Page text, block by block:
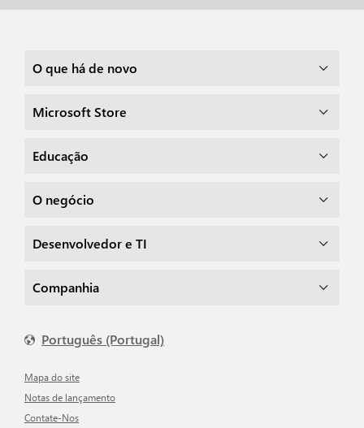
O que há de novo
Microsoft Store
Educação
O negócio
Desenvolvedor e TI
Companhia
Português (Portugal)
Mapa do site
Notas de lançamento
Contate-Nos